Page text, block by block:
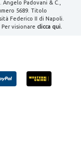
Angelo Padovani & C.,
5689. Titolo
Federico II di Napoli.
visionare clicca qui.